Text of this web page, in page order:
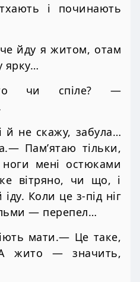
і починають
йду я житом, отам
ярку…
чи спіле? —
не скажу, забула…
Пам’ятаю тільки,
мені остюками
вітряно, чи що, і
Коли це з-під ніг
— перепел…
мати.— Це таке,
жито — значить,